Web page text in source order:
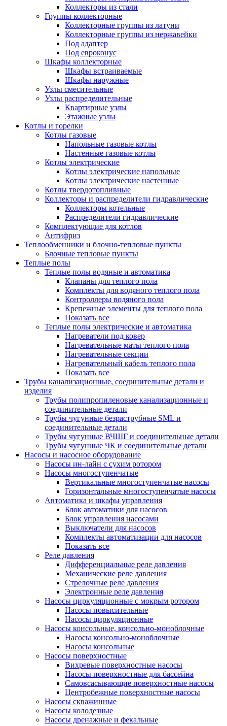
Коллекторы из стали
Группы коллекторные
Коллекторные группы из латуни
Коллекторные группы из нержавейки
Под адаптер
Под евроконус
Шкафы коллекторные
Шкафы встраиваемые
Шкафы наружные
Узлы смесительные
Узлы распределительные
Квартирные узлы
Этажные узлы
Котлы и горелки
Котлы газовые
Напольные газовые котлы
Настенные газовые котлы
Котлы электрические
Котлы электрические напольные
Котлы электрические настенные
Котлы твердотопливные
Коллекторы и распределители гидравлические
Коллекторы котельные
Распределители гидравлические
Комплектующие для котлов
Антифриз
Теплообменники и блочно-тепловые пункты
Блочные тепловые пункты
Теплые полы
Теплые полы водяные и автоматика
Клапаны для теплого пола
Комплекты для водяного теплого пола
Контроллеры водяного пола
Крепежные элементы для теплого пола
Показать все
Теплые полы электрические и автоматика
Нагреватели под ковер
Нагревательные маты теплого пола
Нагревательные секции
Нагревательный кабель теплого пола
Показать все
Трубы канализационные, соединительные детали и
изделия
Трубы полипропиленовые канализационные и
соединительные детали
Трубы чугунные безраструбные SML и
соединительные детали
Трубы чугунные ВЧШГ и соединительные детали
Трубы чугунные ЧК и соединительные детали
Насосы и насосное оборудование
Насосы ин-лайн с сухим ротором
Насосы многоступенчатые
Вертикальные многоступенчатые насосы
Горизонтальные многоступенчатые насосы
Автоматика и шкафы управления
Блок автоматики для насосов
Блок управления насосами
Выключатели для насосов
Комплекты автоматизации для насосов
Показать все
Реле давления
Дифференциальные реле давления
Механические реле давления
Стрелочные реле давления
Электронные реле давления
Насосы циркуляционные с мокрым ротором
Насосы повысительные
Насосы циркуляционные
Насосы консольные, консольно-моноблочные
Насосы консольно-моноблочные
Насосы консольные
Насосы поверхностные
Вихревые поверхностные насосы
Насосы поверхностные для бассейна
Самовсасывающие поверхностные насосы
Центробежные поверхностные насосы
Насосы скважинные
Насосы колодезные
Насосы дренажные и фекальные